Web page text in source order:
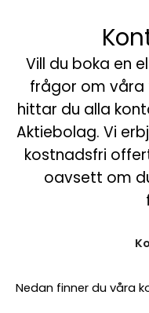
Vill du boka en
frågor om våra
hittar du alla
Aktiebolag. Vi
kostnadsfri
oavsett om
Nedan finner du våra